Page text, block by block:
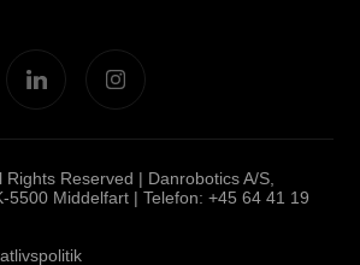
Reserved | Danrobotics A/S,
5500 Middelfart | Telefon: +45 64 41 19